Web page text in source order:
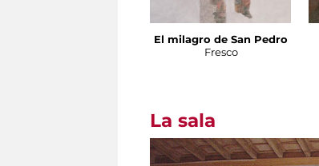
El milagro de San Pedro
Fresco
La sala